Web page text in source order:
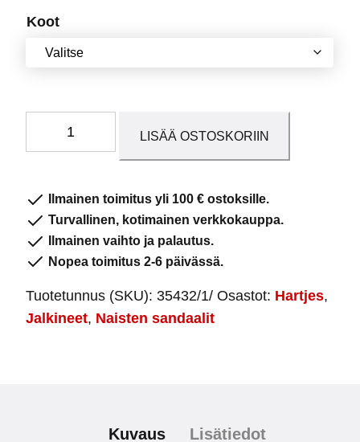
Koot
Musta
määrä
LISÄÄ OSTOSKORIIN
Ilmainen toimitus yli 100 € ostoksille.
Turvallinen, kotimainen verkkokauppa.
Ilmainen vaihto ja palautus.
Nopea toimitus 2-6 päivässä.
Tuotetunnus (SKU): 35432/1/ Osastot: Hartjes,
Jalkineet, Naisten sandaalit
Kuvaus Lisätiedot